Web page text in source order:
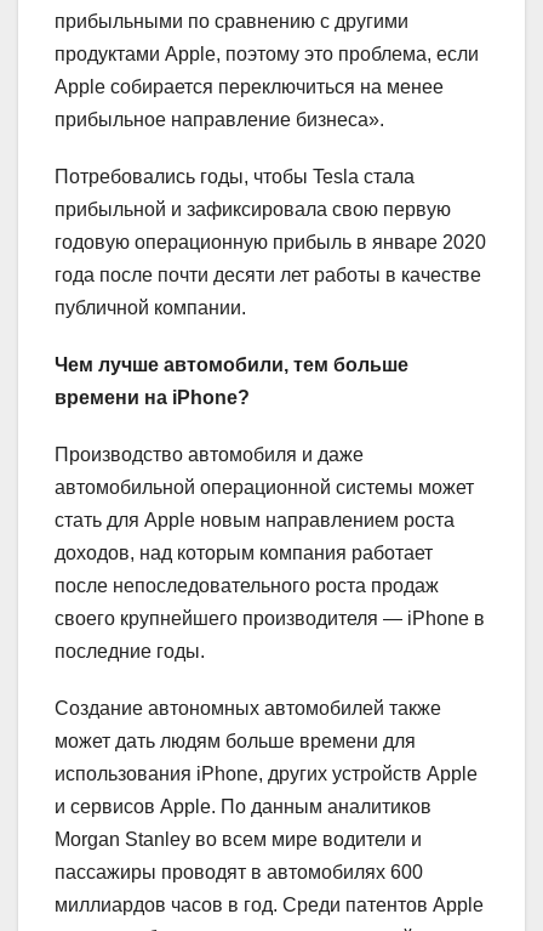
прибыльными по сравнению с другими
продуктами Apple, поэтому это проблема, если
Apple собирается переключиться на менее
прибыльное направление бизнеса».
Потребовались годы, чтобы Tesla стала
прибыльной и зафиксировала свою первую
годовую операционную прибыль в январе 2020
года после почти десяти лет работы в качестве
публичной компании.
Чем лучше автомобили, тем больше
времени на iPhone?
Производство автомобиля и даже
автомобильной операционной системы может
стать для Apple новым направлением роста
доходов, над которым компания работает
после непоследовательного роста продаж
своего крупнейшего производителя — iPhone в
последние годы.
Создание автономных автомобилей также
может дать людям больше времени для
использования iPhone, других устройств Apple
и сервисов Apple. По данным аналитиков
Morgan Stanley во всем мире водители и
пассажиры проводят в автомобилях 600
миллиардов часов в год. Среди патентов Apple